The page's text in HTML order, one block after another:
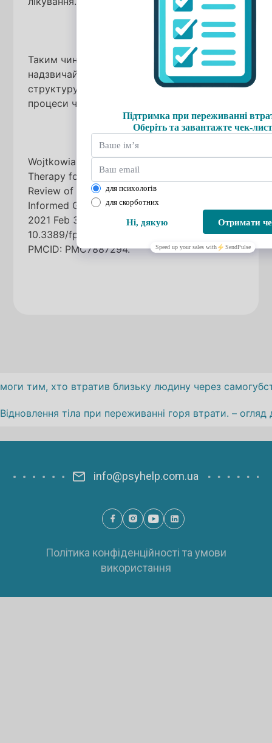
Таким чином, ритуали в терапії горя є
надзвичайно корисними, адже вони
структурують внутрішні та зовнішні
процеси через ритуалізовані дії.
Wojtkowiak J, Lind J, Smid GE. Ritual in
Therapy for Prolonged Grief: A Scoping
Review of Ritual Elements in Evidence-
Informed Grief Interventions. Front Psychiatry.
2021 Feb 3;11:623835. doi:
10.3389/fpsyt.2020.623835. PMID: 33613334;
PMCID: PMC7887294.
Навігація
записів
тим, хто втратив близьку людину через
Відновлення тіла при переживанні горя втрати. – огляд
info@psyhelp.com.ua
Політика конфіденційності та умови
використання